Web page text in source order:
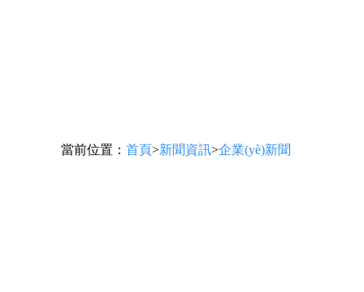
當前位置： 首頁>新聞資訊>企業(yè)新聞